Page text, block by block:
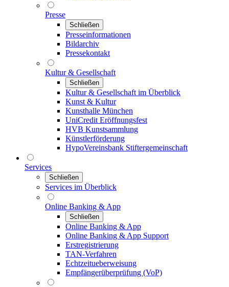
Presse
Schließen
Presseinformationen
Bildarchiv
Pressekontakt
Kultur & Gesellschaft
Schließen
Kultur & Gesellschaft im Überblick
Kunst & Kultur
Kunsthalle München
UniCredit Eröffnungsfest
HVB Kunstsammlung
Künstlerförderung
HypoVereinsbank Stiftergemeinschaft
Services
Schließen
Services im Überblick
Online Banking & App
Schließen
Online Banking & App
Online Banking & App Support
Erstregistrierung
TAN-Verfahren
Echtzeitueberweisung
Empfängerüberprüfung (VoP)